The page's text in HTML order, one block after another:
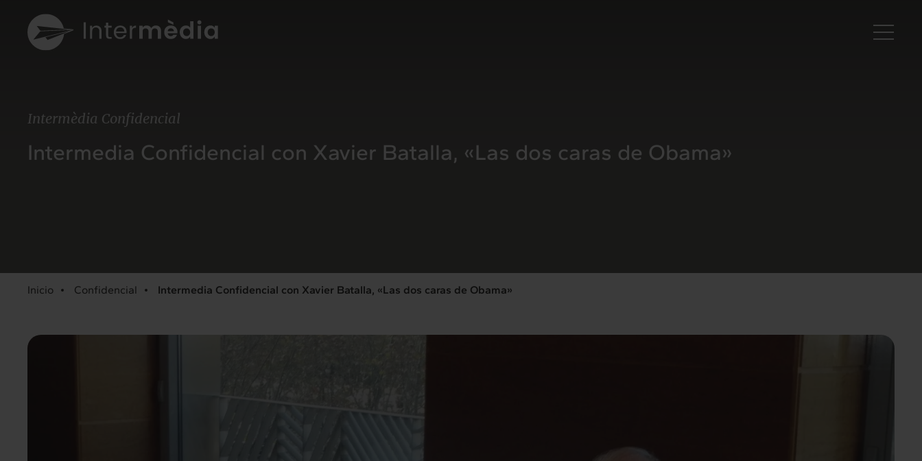
Intermèdia Confidencial
Intermedia Confidencial con Xavier Batalla, «Las dos caras de Obama»
Inicio Confidencial Intermedia Confidencial con Xavier Batalla, «Las dos caras de Obama»